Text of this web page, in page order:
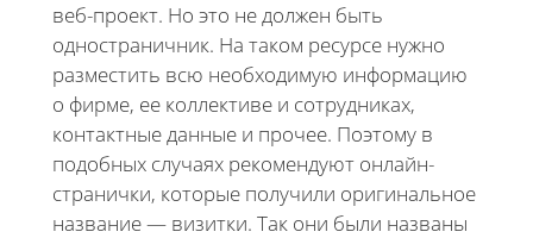
веб-проект. Но это не должен быть
одностраничник. На таком ресурсе нужно
разместить всю необходимую информацию
о фирме, ее коллективе и сотрудниках,
контактные данные и прочее. Поэтому в
подобных случаях рекомендуют онлайн-
странички, которые получили оригинальное
название — визитки. Так они были названы